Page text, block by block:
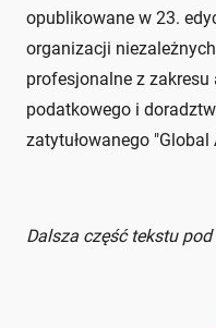
opublikowane w 23.
organizacji
profesjonalne z
podatkowego i
zatytułowanego
Dalsza część tekstu